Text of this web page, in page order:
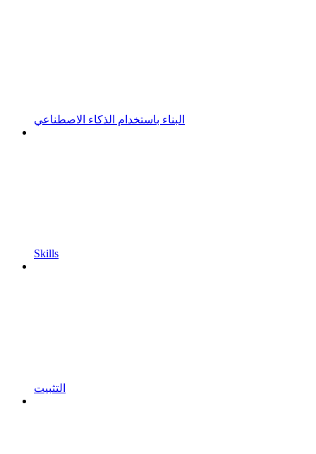
البناء باستخدام الذكاء الاصطناعي
Skills
التثبيت